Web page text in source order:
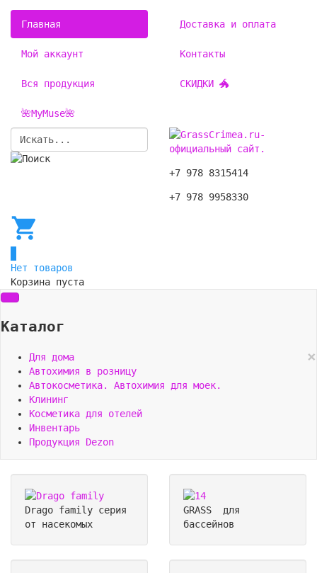
Главная
Мой аккаунт
Вся продукция
🌺MyMuse🌺
Доставка и оплата
Контакты
СКИДКИ 🐲
+7 978 8315414
+7 978 9958330
Нет товаров
Корзина пуста
Каталог
×
Для дома
Автохимия в розницу
Автокосметика. Автохимия для моек.
Клининг
Косметика для отелей
Инвентарь
Продукция Dezon
Drago family серия
от насекомых
GRASS
для
бассейнов